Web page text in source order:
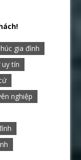
gia đình
tín
nghiệp